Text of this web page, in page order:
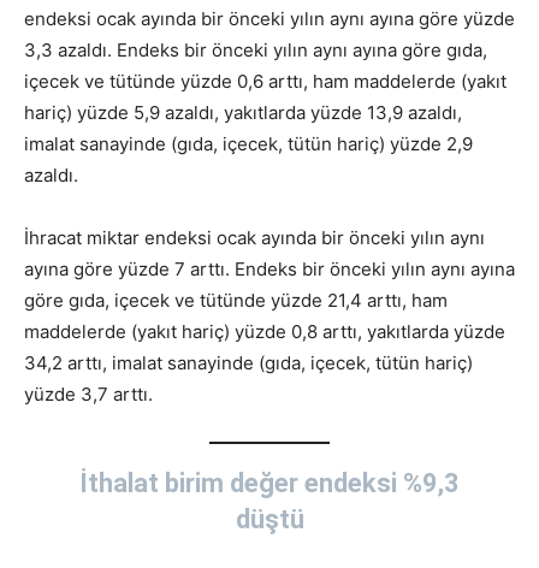
endeksi ocak ayında bir önceki yılın aynı ayına göre yüzde
3,3 azaldı. Endeks bir önceki yılın aynı ayına göre gıda,
içecek ve tütünde yüzde 0,6 arttı, ham maddelerde (yakıt
hariç) yüzde 5,9 azaldı, yakıtlarda yüzde 13,9 azaldı,
imalat sanayinde (gıda, içecek, tütün hariç) yüzde 2,9
azaldı.
İhracat miktar endeksi ocak ayında bir önceki yılın aynı
ayına göre yüzde 7 arttı. Endeks bir önceki yılın aynı ayına
göre gıda, içecek ve tütünde yüzde 21,4 arttı, ham
maddelerde (yakıt hariç) yüzde 0,8 arttı, yakıtlarda yüzde
34,2 arttı, imalat sanayinde (gıda, içecek, tütün hariç)
yüzde 3,7 arttı.
İthalat birim değer endeksi %9,3
düştü